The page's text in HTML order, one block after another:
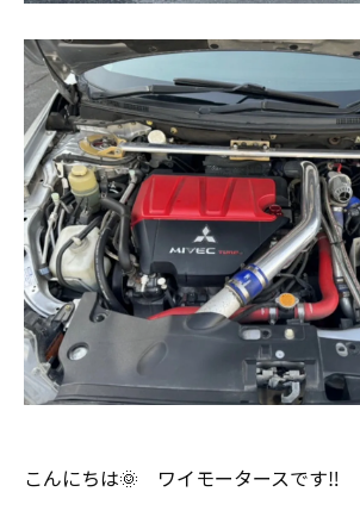
こんにちは🌞 ワイモータースです‼️